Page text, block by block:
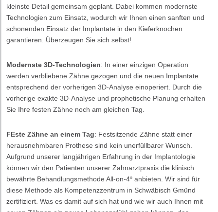
kleinste Detail gemeinsam geplant. Dabei kommen modernste
Technologien zum Einsatz, wodurch wir Ihnen einen sanften und
schonenden Einsatz der Implantate in den Kieferknochen
garantieren. Überzeugen Sie sich selbst!
Modernste 3D-Technologien: In einer einzigen Operation
werden verbliebene Zähne gezogen und die neuen Implantate
entsprechend der vorherigen 3D-Analyse einoperiert. Durch die
vorherige exakte 3D-Analyse und prophetische Planung erhalten
Sie Ihre festen Zähne noch am gleichen Tag.
FEste Zähne an einem Tag: Festsitzende Zähne statt einer
herausnehmbaren Prothese sind kein unerfüllbarer Wunsch.
Aufgrund unserer langjährigen Erfahrung in der Implantologie
können wir den Patienten unserer Zahnarztpraxis die klinisch
bewährte Behandlungsmethode All-on-4® anbieten. Wir sind für
diese Methode als Kompetenzzentrum in Schwäbisch Gmünd
zertifiziert. Was es damit auf sich hat und wie wir auch Ihnen mit